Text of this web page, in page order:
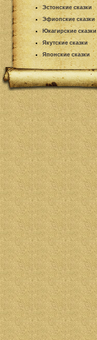
Эстонские сказки
Эфиопские сказки
Юкагирские сказки
Якутские сказки
Японские сказки